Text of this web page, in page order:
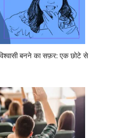
बनने का सफ़र: एक छोटे से